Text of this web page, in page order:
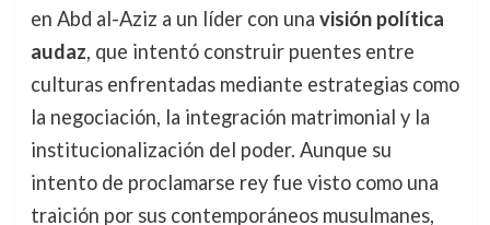
en Abd al-Aziz a un líder con una visión política
audaz, que intentó construir puentes entre
culturas enfrentadas mediante estrategias como
la negociación, la integración matrimonial y la
institucionalización del poder. Aunque su
intento de proclamarse rey fue visto como una
traición por sus contemporáneos musulmanes,